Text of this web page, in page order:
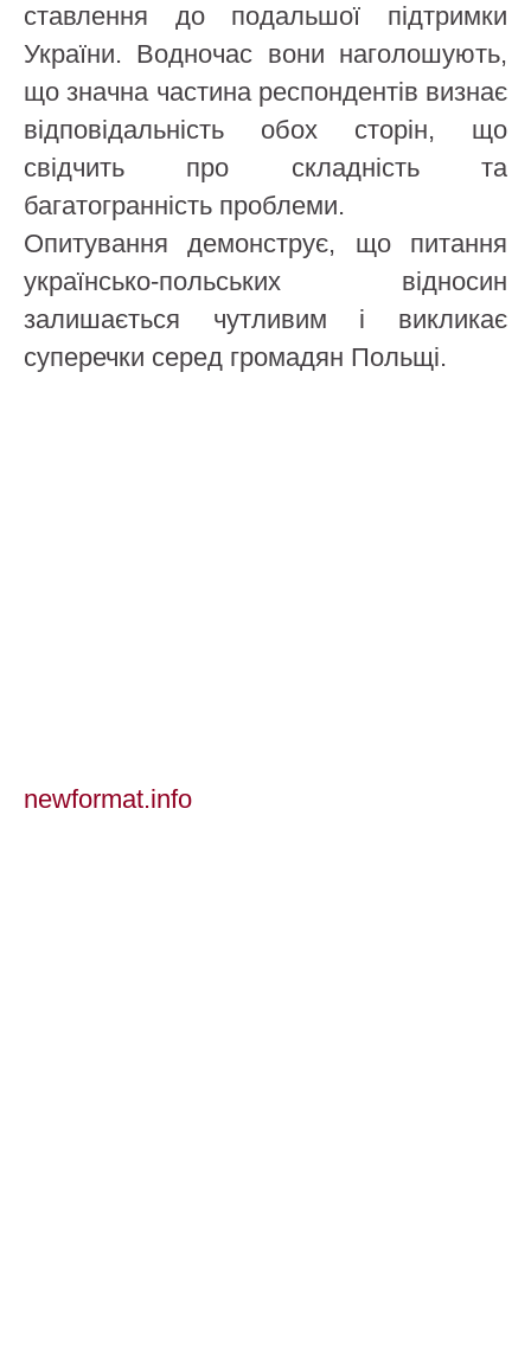
ставлення до подальшої підтримки
України. Водночас вони наголошують,
що значна частина респондентів визнає
відповідальність обох сторін, що
свідчить про складність та
багатогранність проблеми.
Опитування демонструє, що питання
українсько-польських відносин
залишається чутливим і викликає
суперечки серед громадян Польщі.
newformat.info